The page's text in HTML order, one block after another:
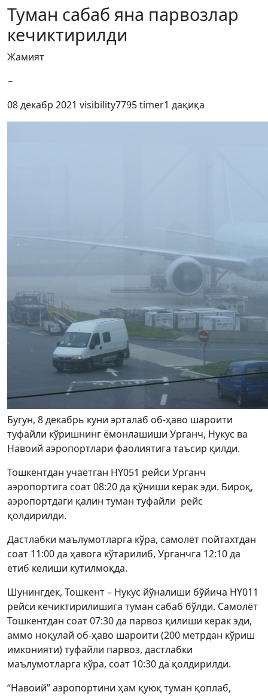
Туман сабаб яна парвозлар
кечиктирилди
Жамият
−
08 декабр 2021 visibility7795timer1 дақиқа
Бугун, 8 декабрь куни эрталаб об-ҳаво шароити
туфайли кўришнинг ёмонлашиши Урганч, Нукус ва
Навоий аэропортлари фаолиятига таъсир қилди.
Тошкентдан учаётган HY051 рейси Урганч
аэропортига соат 08:20 да қўниши керак эди. Бироқ,
аэропортдаги қалин туман туфайли рейс
қолдирилди.
Дастлабки маълумотларга кўра, самолёт пойтахтдан
соат 11:00 да ҳавога кўтарилиб, Урганчга 12:10 да
етиб келиши кутилмоқда.
Шунингдек, Тошкент – Нукус йўналиши бўйича HY011
рейси кечиктирилишига туман сабаб бўлди. Самолёт
Тошкентдан соат 07:30 да парвоз қилиши керак эди,
аммо ноқулай об-ҳаво шароити (200 метрдан кўриш
имконияти) туфайли парвоз, дастлабки
маълумотларга кўра, соат 10:30 да қолдирилди.
“Навоий” аэропортини ҳам қуюқ туман қоплаб,